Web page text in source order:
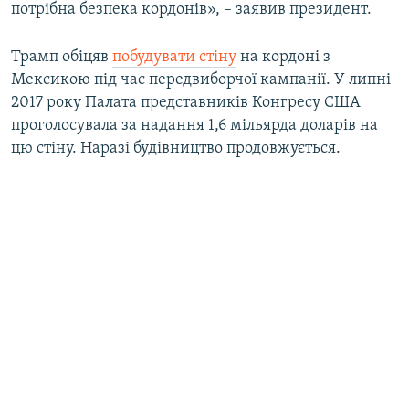
потрібна безпека кордонів», – заявив президент.
Трамп обіцяв побудувати стіну на кордоні з
Мексикою під час передвиборчої кампанії. У липні
2017 року Палата представників Конгресу США
проголосувала за надання 1,6 мільярда доларів на
цю стіну. Наразі будівництво продовжується.